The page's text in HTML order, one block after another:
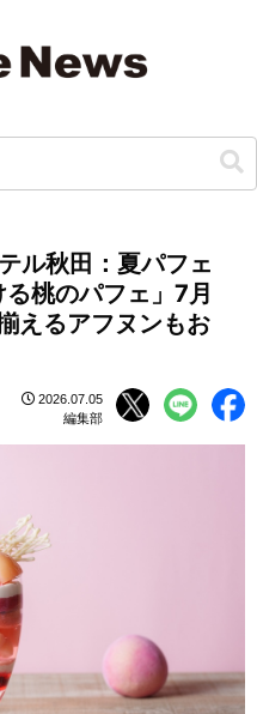
ル秋田：夏パフェ
桃のパフェ」7月
えるアフヌンもお
2026.07.05
編集部